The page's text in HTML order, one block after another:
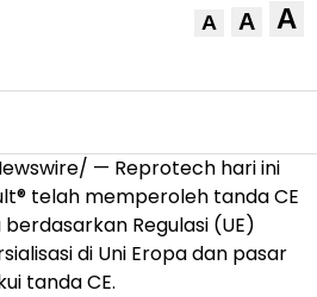
A A A
— Reprotech hari ini
telah memperoleh tanda CE
Regulasi (UE)
di Uni Eropa dan pasar
tanda CE.